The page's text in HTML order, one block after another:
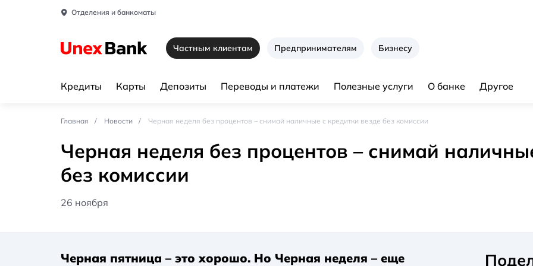
Отделения и банкоматы
Частным клиентам Предпринимателям Бизнесу
Кредиты Карты Депозиты Переводы и платежи Полезные услуги О банке Другое
Главная Новости Черная неделя без процентов – снимай наличные с кредитки везде без комиссии
Черная неделя без процентов – снимай
без комиссии
26 ноября
Черная пятница – это хорошо. Но Черная неделя – еще